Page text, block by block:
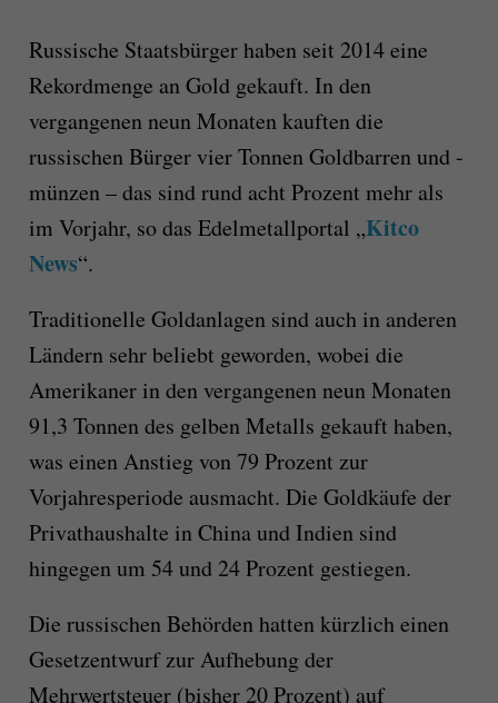
Russische Staatsbürger haben seit 2014 eine
Rekordmenge an Gold gekauft. In den
vergangenen neun Monaten kauften die
russischen Bürger vier Tonnen Goldbarren und -
münzen – das sind rund acht Prozent mehr als
im Vorjahr, so das Edelmetallportal „Kitco
News“.
Traditionelle Goldanlagen sind auch in anderen
Ländern sehr beliebt geworden, wobei die
Amerikaner in den vergangenen neun Monaten
91,3 Tonnen des gelben Metalls gekauft haben,
was einen Anstieg von 79 Prozent zur
Vorjahresperiode ausmacht. Die Goldkäufe der
Privathaushalte in China und Indien sind
hingegen um 54 und 24 Prozent gestiegen.
Die russischen Behörden hatten kürzlich einen
Gesetzentwurf zur Aufhebung der
Mehrwertsteuer (bisher 20 Prozent) auf